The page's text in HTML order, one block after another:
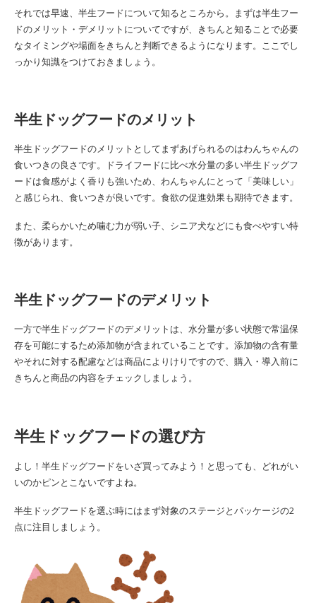
それでは早速、半生フードについて知るところから。まずは半生フー
ドのメリット・デメリットについてですが、きちんと知ることで必要
なタイミングや場面をきちんと判断できるようになります。ここでし
っかり知識をつけておきましょう。
半生ドッグフードのメリット
半生ドッグフードのメリットとしてまずあげられるのはわんちゃんの
食いつきの良さです。ドライフードに比べ水分量の多い半生ドッグフ
ードは食感がよく香りも強いため、わんちゃんにとって「美味しい」
と感じられ、食いつきが良いです。食欲の促進効果も期待できます。
また、柔らかいため噛む力が弱い子、シニア犬などにも食べやすい特
徴があります。
半生ドッグフードのデメリット
一方で半生ドッグフードのデメリットは、水分量が多い状態で常温保
存を可能にするため添加物が含まれていることです。添加物の含有量
やそれに対する配慮などは商品によりけりですので、購入・導入前に
きちんと商品の内容をチェックしましょう。
半生ドッグフードの選び方
よし！半生ドッグフードをいざ買ってみよう！と思っても、どれがい
いのかピンとこないですよね。
半生ドッグフードを選ぶ時にはまず対象のステージとパッケージの2
点に注目しましょう。